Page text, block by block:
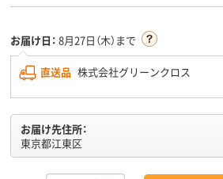
お届け日： 8月27日（木）まで
直送品 株式会社グリーンクロス
お届け先住所：
東京都江東区